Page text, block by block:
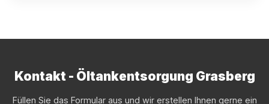
Kontakt - Öltankentsorgung Grasberg
Füllen Sie das Formular aus und wir erstellen Ihnen gerne ein